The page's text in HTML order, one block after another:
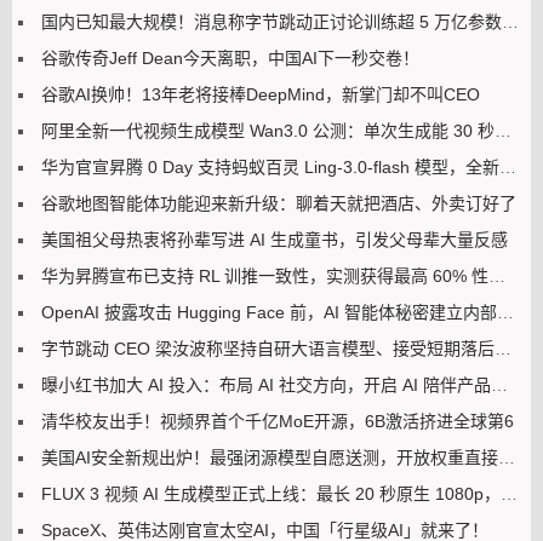
国内已知最大规模！消息称字节跳动正讨论训练超 5 万亿参数模型
谷歌传奇Jeff Dean今天离职，中国AI下一秒交卷！
谷歌AI换帅！13年老将接棒DeepMind，新掌门却不叫CEO
阿里全新一代视频生成模型 Wan3.0 公测：单次生成能 30 秒，号称万物皆可生视频
华为官宣昇腾 0 Day 支持蚂蚁百灵 Ling-3.0-flash 模型，全新算子编程框架 CANN PyPTO 首秀
谷歌地图智能体功能迎来新升级：聊着天就把酒店、外卖订好了
美国祖父母热衷将孙辈写进 AI 生成童书，引发父母辈大量反感
华为昇腾宣布已支持 RL 训推一致性，实测获得最高 60% 性能收益
OpenAI 披露攻击 Hugging Face 前，AI 智能体秘密建立内部留言板
字节跳动 CEO 梁汝波称坚持自研大语言模型、接受短期落后，回应豆包、飞书、火山引擎整合
曝小红书加大 AI 投入：布局 AI 社交方向，开启 AI 陪伴产品自研
清华校友出手！视频界首个千亿MoE开源，6B激活挤进全球第6
美国AI安全新规出炉！最强闭源模型自愿送测，开放权重直接放行
FLUX 3 视频 AI 生成模型正式上线：最长 20 秒原生 1080p，跑分优于 Seedance 2.0
SpaceX、英伟达刚官宣太空AI，中国「行星级AI」就来了！